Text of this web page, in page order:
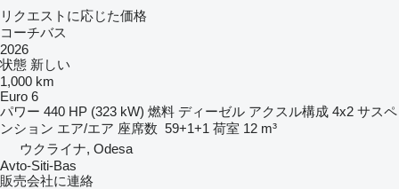
リクエストに応じた価格
コーチバス
2026
状態 新しい
1,000 km
Euro 6
パワー 440 HP (323 kW) 燃料 ディーゼル アクスル構成 4x2 サスペ
ンション エア/エア 座席数 59+1+1 荷室 12 m³
ウクライナ, Odesa
Avto-Siti-Bas
販売会社に連絡